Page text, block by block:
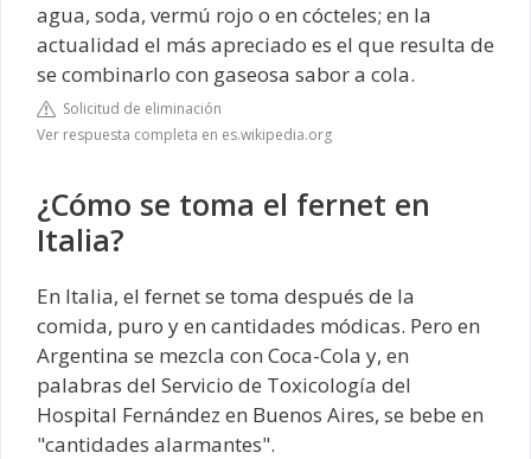
agua, soda, vermú rojo o en cócteles; en la
actualidad el más apreciado es el que resulta de
se combinarlo con gaseosa sabor a cola.
Solicitud de eliminación
Ver respuesta completa en es.wikipedia.org
¿Cómo se toma el fernet en
Italia?
En Italia, el fernet se toma después de la
comida, puro y en cantidades módicas. Pero en
Argentina se mezcla con Coca-Cola y, en
palabras del Servicio de Toxicología del
Hospital Fernández en Buenos Aires, se bebe en
"cantidades alarmantes".